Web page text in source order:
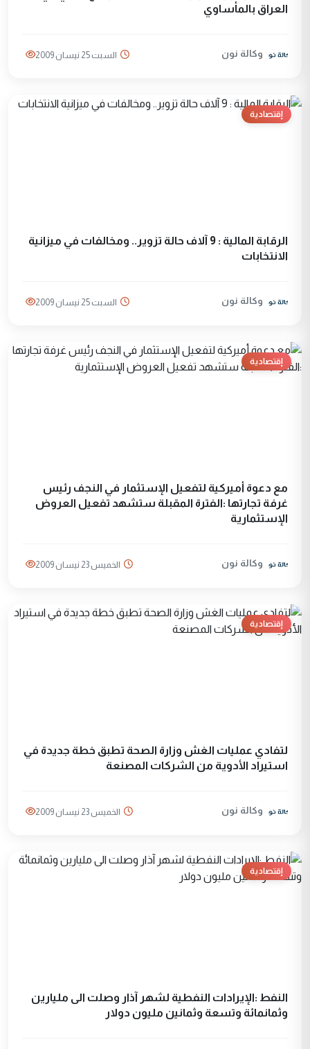
العراق بالمأساوي
وكالة نون السبت 25 نيسان 2009
إقتصادية
الرقابة المالية : 9 آلاف حالة تزوير.. ومخالفات في ميزانية
الانتخابات
وكالة نون السبت 25 نيسان 2009
إقتصادية
مع دعوة أميركية لتفعيل الإستثمار في النجف رئيس
غرفة تجارتها :الفترة المقبلة ستشهد تفعيل العروض
الإستثمارية
وكالة نون الخميس 23 نيسان 2009
إقتصادية
لتفادي عمليات الغش وزارة الصحة تطبق خطة جديدة في
استيراد الأدوية من الشركات المصنعة
وكالة نون الخميس 23 نيسان 2009
إقتصادية
النفط :الإيرادات النفطية لشهر آذار وصلت الى مليارين
وثمانمائة وتسعة وثمانين مليون دولار